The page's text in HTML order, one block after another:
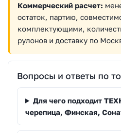
Коммерческий расчет:
остаток, партию,
комплектующими,
рулонов и доставку по
Вопросы и ответы по
Для чего подходит
черепица, Финская,